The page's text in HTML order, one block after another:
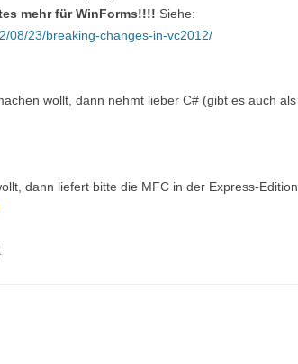
mehr für WinForms!!!! Siehe:
08/23/breaking-changes-in-vc2012/
wollt, dann nehmt lieber C# (gibt es auch als
dann liefert bitte die MFC in der Express-Edition
.